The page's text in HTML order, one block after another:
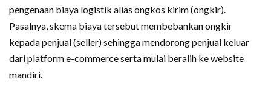
pengenaan biaya logistik alias ongkos kirim (ongkir).
Pasalnya, skema biaya tersebut membebankan ongkir
kepada penjual (seller) sehingga mendorong penjual keluar
dari platform e-commerce serta mulai beralih ke website
mandiri.